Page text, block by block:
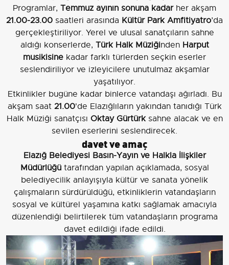
Programlar, Temmuz ayının sonuna kadarher akşam
21.00-23.00 saatleri arasında Kültür Park Amfitiyatro’da
gerçekleştiriliyor. Yerel ve ulusal sanatçıların sahne
aldığı konserlerde, Türk Halk Müziğinden Harput
musikisine kadar farklı türlerden seçkin eserler
seslendiriliyor ve izleyicilere unutulmaz akşamlar
yaşatılıyor.
Etkinlikler bugüne kadar binlerce vatandaşı ağırladı. Bu
akşam saat 21.00'de Elazığlıların yakından tanıdığı Türk
Halk Müziği sanatçısı Oktay Gürtürksahne alacak ve en
sevilen eserlerini seslendirecek.
davet ve amaç
Elazığ Belediyesi Basın-Yayın ve Halkla İlişkiler
Müdürlüğütarafından yapılan açıklamada, sosyal
belediyecilik anlayışıyla kültür ve sanata yönelik
çalışmaların sürdürüldüğü, etkinliklerin vatandaşların
sosyal ve kültürel yaşamına katkı sağlamak amacıyla
düzenlendiği belirtilerek tüm vatandaşların programa
davet edildiği ifade edildi.